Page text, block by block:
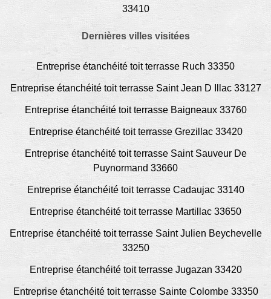
33410
Dernières villes visitées
Entreprise étanchéité toit terrasse Ruch 33350
Entreprise étanchéité toit terrasse Saint Jean D Illac 33127
Entreprise étanchéité toit terrasse Baigneaux 33760
Entreprise étanchéité toit terrasse Grezillac 33420
Entreprise étanchéité toit terrasse Saint Sauveur De
Puynormand 33660
Entreprise étanchéité toit terrasse Cadaujac 33140
Entreprise étanchéité toit terrasse Martillac 33650
Entreprise étanchéité toit terrasse Saint Julien Beychevelle
33250
Entreprise étanchéité toit terrasse Jugazan 33420
Entreprise étanchéité toit terrasse Sainte Colombe 33350